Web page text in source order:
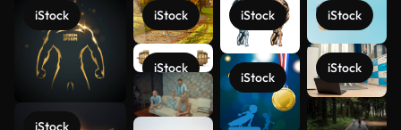
iStock
iStock
iStock
iStock
iStock
iStock
iStock
iStock
Voir plus